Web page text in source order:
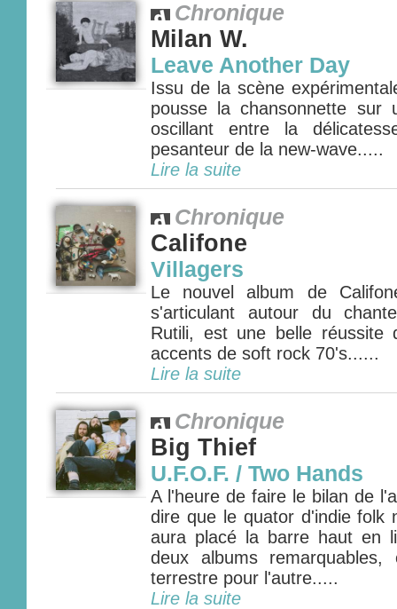
Chronique
Milan W.
Leave Another Day
Issu de la scène
pousse la chansonnette sur
oscillant entre la
pesanteur de la new-wave.....
Lire la suite
Chronique
Califone
Villagers
Le nouvel album de
s'articulant autour du
Rutili, est une belle réussite
accents de soft rock 70's......
Lire la suite
Chronique
Big Thief
U.F.O.F. / Two Hands
A l'heure de faire le bilan de
dire que le quator d'indie folk
aura placé la barre haut en
deux albums
terrestre pour l'autre.....
Lire la suite